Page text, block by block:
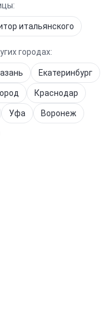
итальянского
городах:
Екатеринбург
Краснодар
Уфа Воронеж